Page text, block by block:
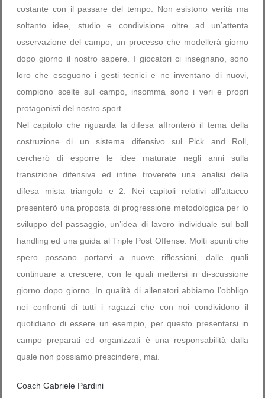
costante con il passare del tempo. Non esistono verità ma
soltanto idee, studio e condivisione oltre ad un’attenta
osservazione del campo, un processo che modellerà giorno
dopo giorno il nostro sapere. I giocatori ci insegnano, sono
loro che eseguono i gesti tecnici e ne inventano di nuovi,
compiono scelte sul campo, insomma sono i veri e propri
protagonisti del nostro sport.
Nel capitolo che riguarda la difesa affronterò il tema della
costruzione di un sistema difensivo sul Pick and Roll,
cercherò di esporre le idee maturate negli anni sulla
transizione difensiva ed infine troverete una analisi della
difesa mista triangolo e 2. Nei capitoli relativi all’attacco
presenterò una proposta di progressione metodologica per lo
sviluppo del passaggio, un’idea di lavoro individuale sul ball
handling ed una guida al Triple Post Offense. Molti spunti che
spero possano portarvi a nuove riflessioni, dalle quali
continuare a crescere, con le quali mettersi in di-scussione
giorno dopo giorno. In qualità di allenatori abbiamo l’obbligo
nei confronti di tutti i ragazzi che con noi condividono il
quotidiano di essere un esempio, per questo presentarsi in
campo preparati ed organizzati è una responsabilità dalla
quale non possiamo prescindere, mai.
Coach Gabriele Pardini